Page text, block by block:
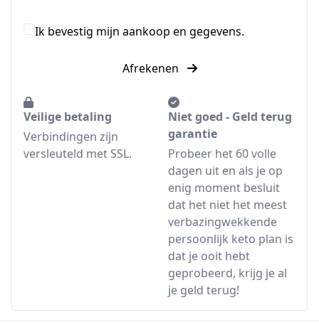
Ik bevestig mijn aankoop en gegevens.
Afrekenen
Veilige betaling
Verbindingen zijn
versleuteld met SSL.
Niet goed - Geld terug
garantie
Probeer het 60 volle
dagen uit en als je op
enig moment besluit
dat het niet het meest
verbazingwekkende
persoonlijk keto plan is
dat je ooit hebt
geprobeerd, krijg je al
je geld terug!